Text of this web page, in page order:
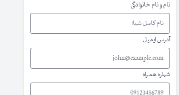
نام و نام خانوادگی
آدرس ایمیل
شماره همراه